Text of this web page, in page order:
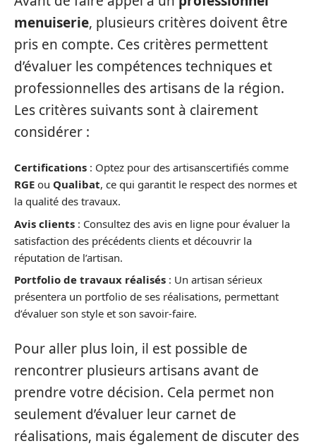
menuiserie, plusieurs critères doivent être
pris en compte. Ces critères permettent
d’évaluer les compétences techniques et
professionnelles des artisans de la région.
Les critères suivants sont à clairement
considérer :
Certifications : Optez pour des artisanscertifiés comme
RGE ou Qualibat, ce qui garantit le respect des normes et
la qualité des travaux.
Avis clients : Consultez des avis en ligne pour évaluer la
satisfaction des précédents clients et découvrir la
réputation de l’artisan.
Portfolio de travaux réalisés : Un artisan sérieux
présentera un portfolio de ses réalisations, permettant
d’évaluer son style et son savoir-faire.
Pour aller plus loin, il est possible de
rencontrer plusieurs artisans avant de
prendre votre décision. Cela permet non
seulement d’évaluer leur carnet de
réalisations, mais également de discuter des